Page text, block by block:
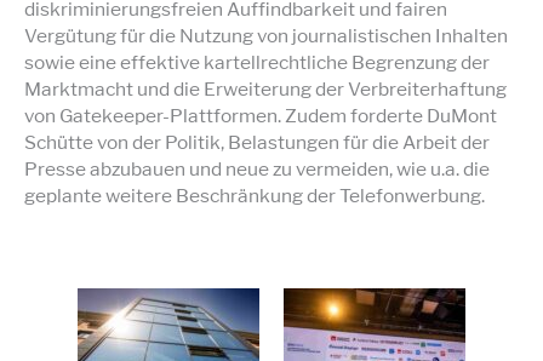
diskriminierungsfreien Auffindbarkeit und fairen
Vergütung für die Nutzung von journalistischen Inhalten
sowie eine effektive kartellrechtliche Begrenzung der
Marktmacht und die Erweiterung der Verbreiterhaftung
von Gatekeeper-Plattformen. Zudem forderte DuMont
Schütte von der Politik, Belastungen für die Arbeit der
Presse abzubauen und neue zu vermeiden, wie u.a. die
geplante weitere Beschränkung der Telefonwerbung.